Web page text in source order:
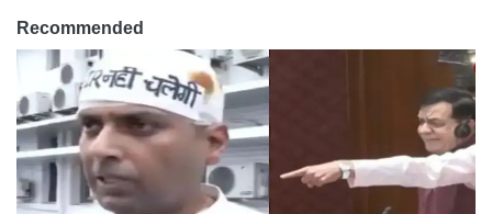
Recommended